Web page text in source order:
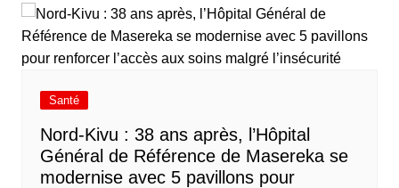
Santé
Nord-Kivu : 38 ans après, l’Hôpital
Général de Référence de Masereka se
modernise avec 5 pavillons pour